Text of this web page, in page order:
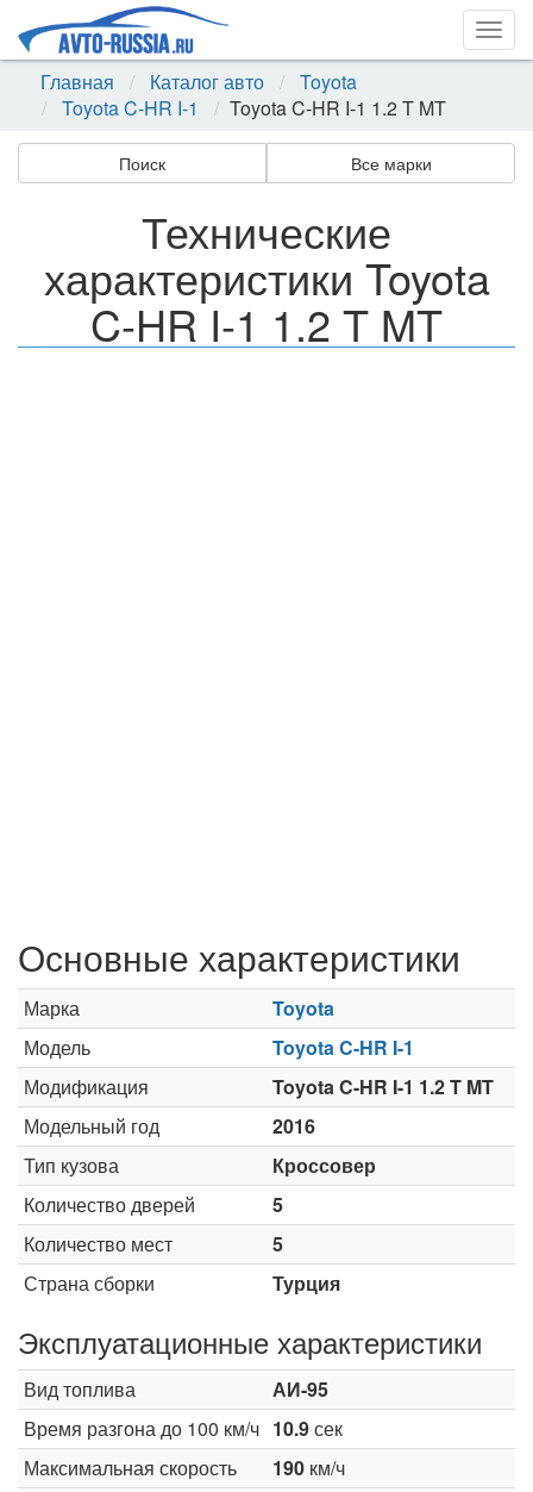
Главная
Каталог авто
Toyota
Toyota C-HR I-1
Toyota C-HR I-1 1.2 T MT
Поиск Все марки
Технические
характеристики Toyota
C-HR I-1 1.2 T MT
Основные характеристики
Марка
Toyota
Модель
Toyota C-HR I-1
Модификация
Toyota C-HR I-1 1.2 T MT
Модельный год
2016
Тип кузова
Кроссовер
Количество дверей
5
Количество мест
5
Страна сборки
Турция
Эксплуатационные характеристики
Вид топлива
АИ-95
Время разгона до 100 км/ч 10.9сек
Максимальная скорость
190 км/ч